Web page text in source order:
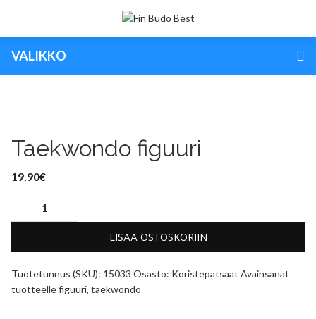
VALIKKO
Taekwondo figuuri
19.90€
LISÄÄ OSTOSKORIIN
Tuotetunnus (SKU): 15033 Osasto: Koristepatsaat Avainsanat
tuotteellefiguuri, taekwondo